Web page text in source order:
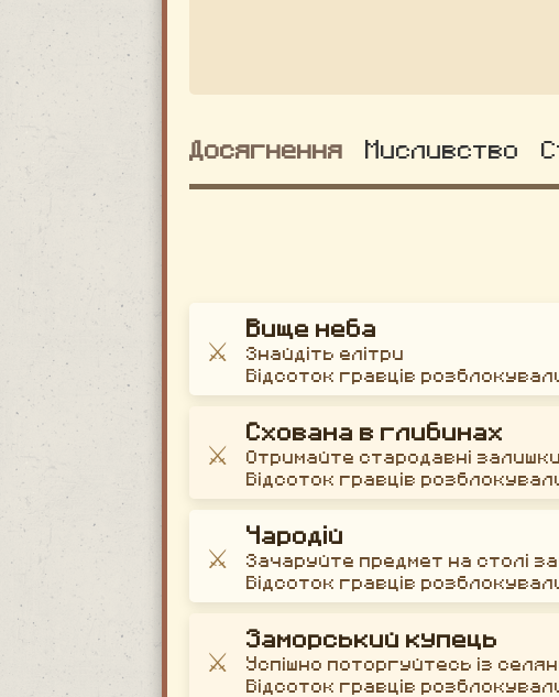
Досягнення Мисливство
⚔️
Вище неба
Знайдіть елітри
Відсоток гравців
⚔️
Схована в глибинах
Отримайте стародавні залишки
Відсоток гравців
⚔️
Чародій
Зачаруйте предмет на столі
Відсоток гравців
⚔️
Заморський купець
Успішно поторгуйтесь із
Відсоток гравців